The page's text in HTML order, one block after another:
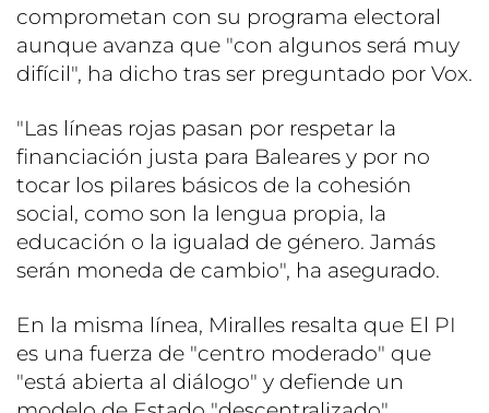
comprometan con su programa electoral
aunque avanza que "con algunos será muy
difícil", ha dicho tras ser preguntado por Vox.
"Las líneas rojas pasan por respetar la
financiación justa para Baleares y por no
tocar los pilares básicos de la cohesión
social, como son la lengua propia, la
educación o la igualad de género. Jamás
serán moneda de cambio", ha asegurado.
En la misma línea, Miralles resalta que El PI
es una fuerza de "centro moderado" que
"está abierta al diálogo" y defiende un